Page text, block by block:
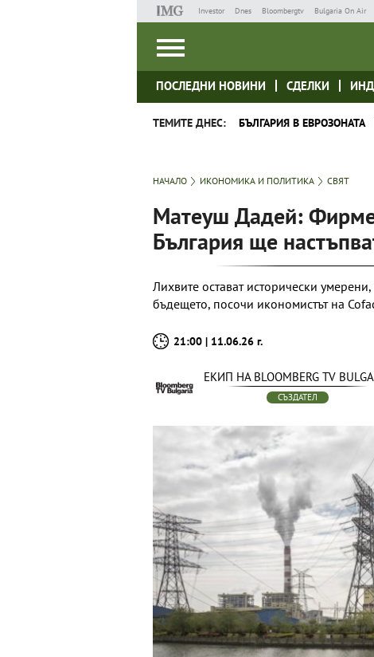
Investor Dnes Bloombergtv Bulgaria On Air
ПОСЛЕДНИ НОВИНИ СДЕЛКИ
ТЕМИТЕ ДНЕС: БЪЛГАРИЯ В ЕВРОЗОНАТА
НАЧАЛО ИКОНОМИКА И ПОЛИТИКА СВЯТ
Матеуш Дадей:
България ще
Лихвите остават исторически
бъдещето, посочи икономистът на
21:00 | 11.06.26 г.
ЕКИП НА BLOOMBERG TV
СЪЗДАТЕЛ